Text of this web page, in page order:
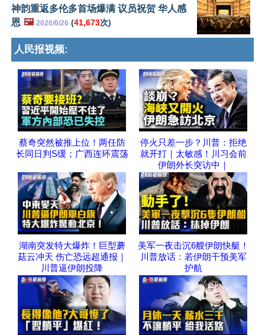
神韵重返多伦多首场爆满 议员祝贺 华人感
恩 🖼️ 2026/6/26 (41,673次)
人民报视频:
蔡奇突然被推上位！两任防
长同日判S缓；广西连环震荡
停火只差一步？川普：拒绝
就开打｜太敏感！川习会前
伊朗外长突访中｜
湖南突发特大爆炸！巨型蘑
菇云冲天 伤亡恐远超通报｜
川普逼伊朗投降
美军一夜击沉6艘伊朗快艇！
川普放话：若伊朗干预美军
护航